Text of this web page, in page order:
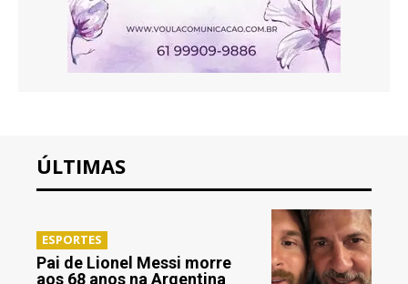
ÚLTIMAS
ESPORTES
Pai de Lionel Messi morre
aos 68 anos na Argentina